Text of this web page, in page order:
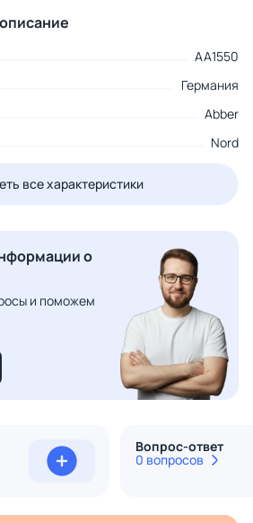
AA1550
Германия
Abber
Nord
все характеристики
о
и поможем
Вопрос-ответ
0 вопросов